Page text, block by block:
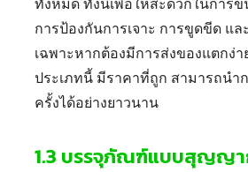
ทั้งหมด ทั้งนี้เพื่อให้สะดวกในการ
การป้องกันการเจาะ การขูดขีด แล
เฉพาะหากต้องมีการส่งของแตกง่า
ประเภทนี้ มีราคาที่ถูก สามารถนำ
ครั้งได้อย่างยาวนาน
1.3 บรรจุภัณฑ์แบบสุญญา